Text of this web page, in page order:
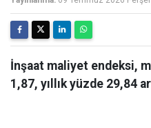
İnşaat maliyet endeksi,
1,87, yıllık yüzde 29,84